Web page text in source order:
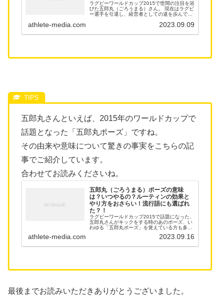
ラグビーワールドカップ2015で世間の注目を浴
びた五郎丸（ごろうまる）さん。 現在はラグビ
ー選手を引退し、経営者としての道を歩んでお
ビー選手としてどんな道を歩んできたのかに迫
athlete-media.com 2023.09.09
五郎丸さんといえば、2015年のワールドカップで
話題となった「五郎丸ポーズ」ですね。
その由来や意味について驚きの事実をこちらの記
事でご紹介しています。
合わせてお読みくださいね。
五郎丸（ごろうまる）ポーズの意味
は？いつやるの？ルーティンの効果と
やり方をおさらい！流行語にも選ばれ
た？！
ラグビーワールドカップ2015で話題になった、
五郎丸さんがキックをする時のあのポーズ、い
わゆる「五郎丸ポーズ」を覚えている方も多い
が、脳裏に焼き付いていますね。 2015年の日
athlete-media.com 2023.09.16
最後までお読みいただきありがとうございました。